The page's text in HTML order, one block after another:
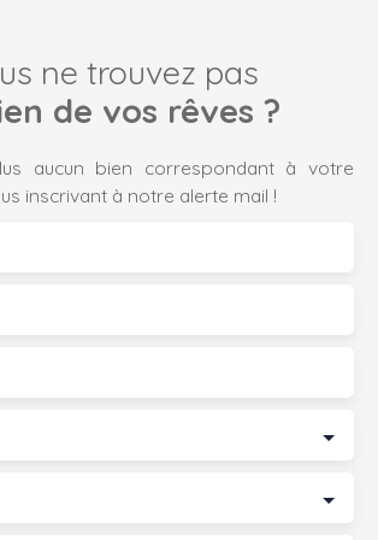
ne trouvez pas
de vos rêves ?
aucun bien correspondant à votre
inscrivant à notre alerte mail !